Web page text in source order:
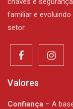
familiar e
setor.
Valores
Confiança – A